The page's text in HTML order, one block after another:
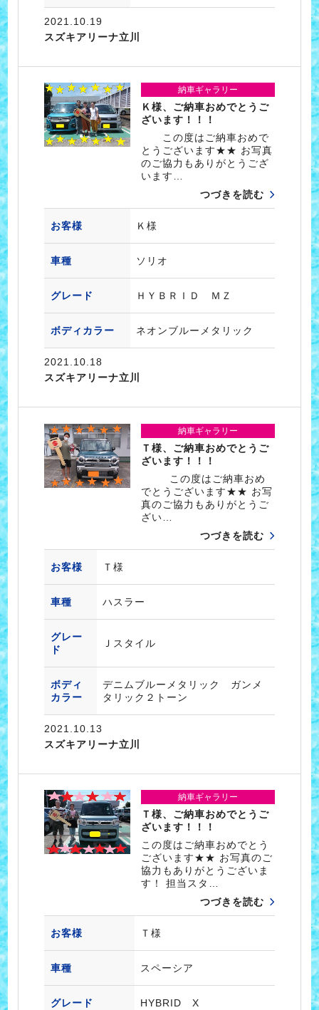
2021.10.19
スズキアリーナ立川
納車ギャラリー
Ｋ様、ご納車おめでとうご
ざいます！！！
この度はご納車おめで
とうございます★★ お写真
のご協力もありがとうござ
います…
つづきを読む
お客様 Ｋ様
車種 ソリオ
グレード ＨＹＢＲＩＤ ＭＺ
ボディカラー ネオンブルーメタリック
2021.10.18
スズキアリーナ立川
納車ギャラリー
Ｔ様、ご納車おめでとうご
ざいます！！！
この度はご納車おめ
でとうございます★★ お写
真のご協力もありがとうご
ざい…
つづきを読む
お客様 Ｔ様
車種 ハスラー
グレー
ド
Ｊスタイル
ボディ
カラー
デニムブルーメタリック ガンメ
タリック２トーン
2021.10.13
スズキアリーナ立川
納車ギャラリー
Ｔ様、ご納車おめでとうご
ざいます！！！
この度はご納車おめでとう
ございます★★ お写真のご
協力もありがとうございま
す！ 担当スタ…
つづきを読む
お客様 Ｔ様
車種 スペーシア
グレード HYBRID X